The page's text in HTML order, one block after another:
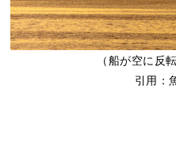
（船が空に反
引用：